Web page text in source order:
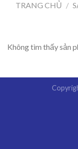
TRANG CHỦ /
Không tìm thấy sản